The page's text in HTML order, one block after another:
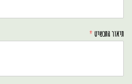
תיאור התכשיט *